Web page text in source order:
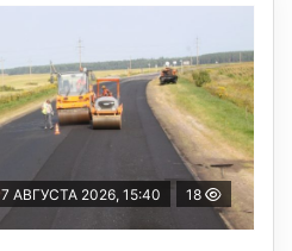
7 АВГУСТА 2026, 15:40 18